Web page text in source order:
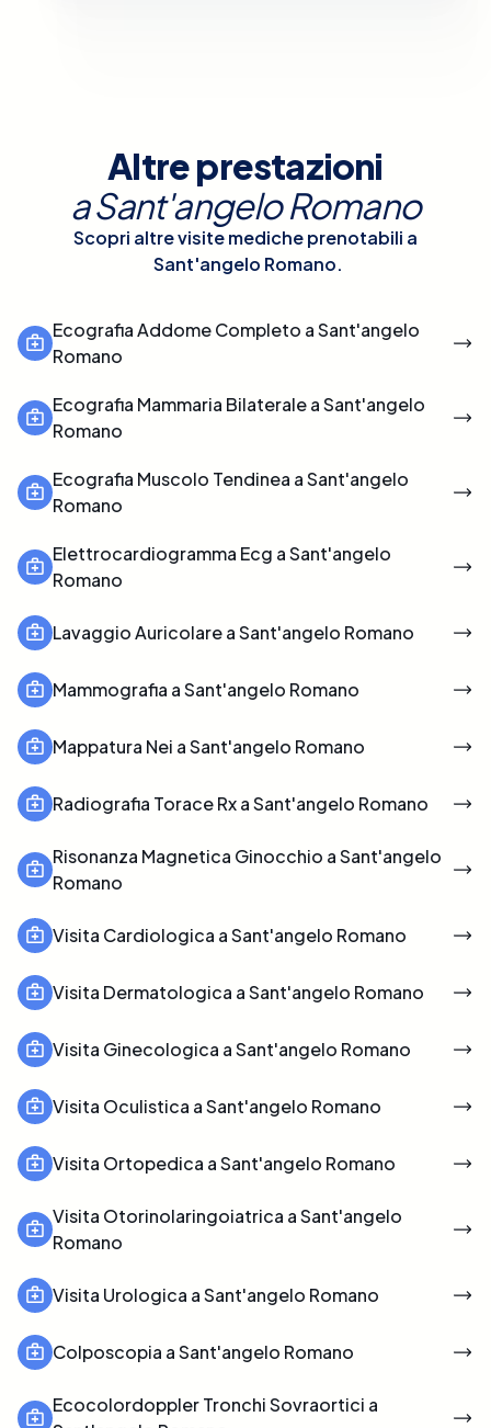
Altre prestazioni
aSant'angelo Romano
Scopri altre visite mediche prenotabili a
Sant'angelo Romano.
Ecografia Addome Completo a Sant'angelo
Romano
Ecografia Mammaria Bilaterale a Sant'angelo
Romano
Ecografia Muscolo Tendinea a Sant'angelo
Romano
Elettrocardiogramma Ecg a Sant'angelo
Romano
Lavaggio Auricolare a Sant'angelo Romano
Mammografia a Sant'angelo Romano
Mappatura Nei a Sant'angelo Romano
Radiografia Torace Rx a Sant'angelo Romano
Risonanza Magnetica Ginocchio a Sant'angelo
Romano
Visita Cardiologica a Sant'angelo Romano
Visita Dermatologica a Sant'angelo Romano
Visita Ginecologica a Sant'angelo Romano
Visita Oculistica a Sant'angelo Romano
Visita Ortopedica a Sant'angelo Romano
Visita Otorinolaringoiatrica a Sant'angelo
Romano
Visita Urologica a Sant'angelo Romano
Colposcopia a Sant'angelo Romano
Ecocolordoppler Tronchi Sovraortici a